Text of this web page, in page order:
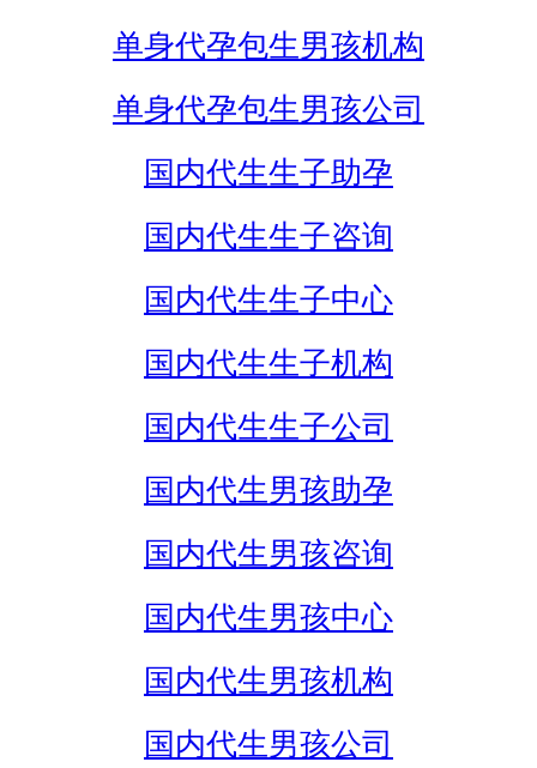
单身代孕包生男孩机构
单身代孕包生男孩公司
国内代生生子助孕
国内代生生子咨询
国内代生生子中心
国内代生生子机构
国内代生生子公司
国内代生男孩助孕
国内代生男孩咨询
国内代生男孩中心
国内代生男孩机构
国内代生男孩公司